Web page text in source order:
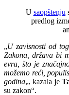
U saopštenju
predlog
„U zavisnosti od
Zakona, država bi
evra, što je
možemo reći,
godina„, kazala je
su zakon“.